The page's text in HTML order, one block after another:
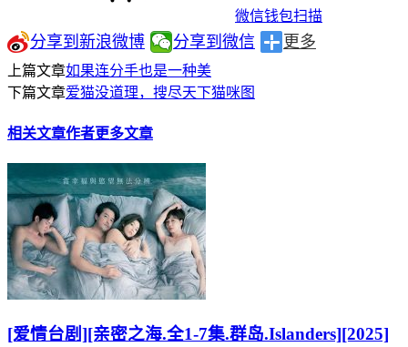
微信钱包扫描
分享到新浪微博 分享到微信 更多
上篇文章如果连分手也是一种美
下篇文章爱猫没道理，搜尽天下猫咪图
相关文章作者更多文章
[爱情台剧][亲密之海.全1-7集.群岛.Islanders][2025]